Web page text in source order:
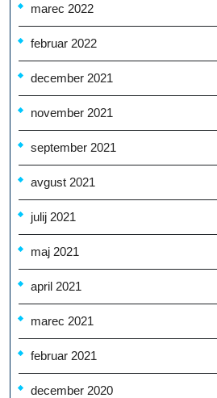
marec 2022
februar 2022
december 2021
november 2021
september 2021
avgust 2021
julij 2021
maj 2021
april 2021
marec 2021
februar 2021
december 2020